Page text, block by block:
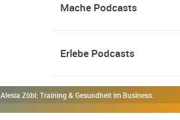
Mache Podcasts
Erlebe Podcasts
Alesia Zöbl: Training & Gesundheit im Business.